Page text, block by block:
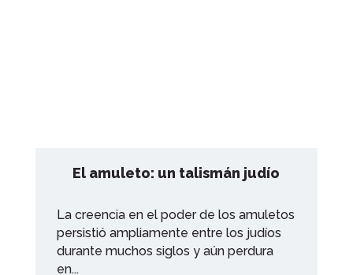
El amuleto: un talismán judío
La creencia en el poder de los amuletos
persistió ampliamente entre los judíos
durante muchos siglos y aún perdura
en...